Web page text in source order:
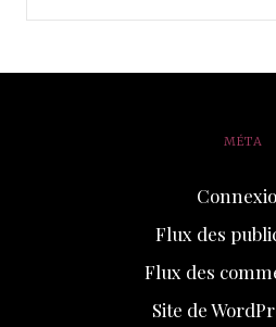
MÉTA
Flux des
Flux des
Site de